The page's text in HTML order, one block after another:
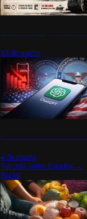
13 de marzo
4 de marzo
Ver más sobreEstados →
Social